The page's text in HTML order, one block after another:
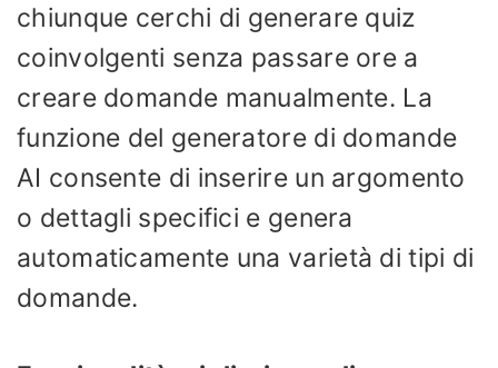
chiunque cerchi di generare quiz
coinvolgenti senza passare ore a
creare domande manualmente. La
funzione del generatore di domande
AI consente di inserire un argomento
o dettagli specifici e genera
automaticamente una varietà di tipi di
domande.